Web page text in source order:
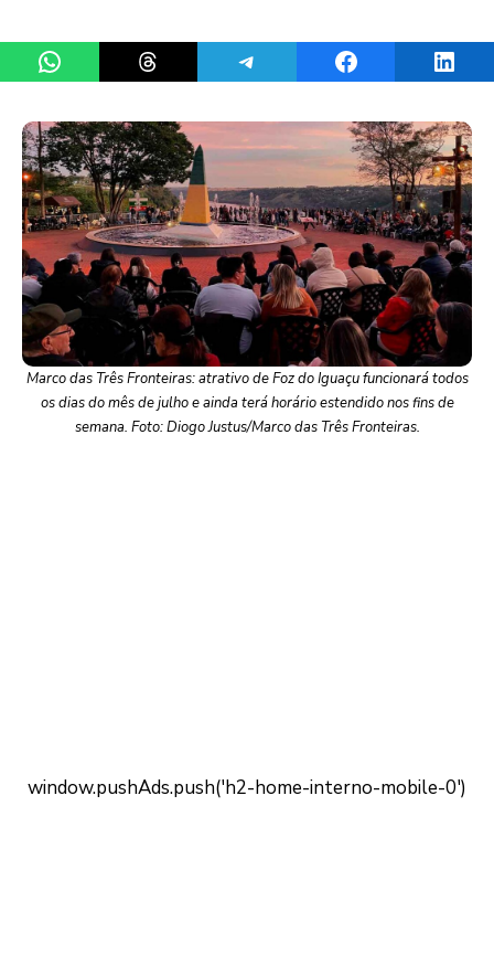
Share on WhatsAppShare on ThreadsShare on TelegramShare on Facebook
Marco das Três Fronteiras: atrativo de Foz do Iguaçu funcionará todos
os dias do mês de julho e ainda terá horário estendido nos fins de
semana. Foto: Diogo Justus/Marco das Três Fronteiras.